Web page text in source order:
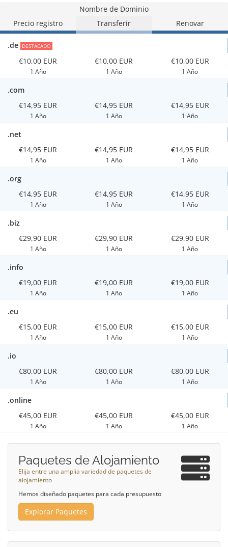
Nombre de Dominio
Precio registro
Transferir Renovar
.de DESTACADO
€10,00 EUR
1 Año
€10,00 EUR
1 Año
€10,00 EUR
1 Año
.com
€14,95 EUR
1 Año
€14,95 EUR
1 Año
€14,95 EUR
1 Año
.net
€14,95 EUR
1 Año
€14,95 EUR
1 Año
€14,95 EUR
1 Año
.org
€14,95 EUR
1 Año
€14,95 EUR
1 Año
€14,95 EUR
1 Año
.biz
€29,90 EUR
1 Año
€29,90 EUR
1 Año
€29,90 EUR
1 Año
.info
€19,00 EUR
1 Año
€19,00 EUR
1 Año
€19,00 EUR
1 Año
.eu
€15,00 EUR
1 Año
€15,00 EUR
1 Año
€15,00 EUR
1 Año
.io
€80,00 EUR
1 Año
€80,00 EUR
1 Año
€80,00 EUR
1 Año
.online
€45,00 EUR
1 Año
€45,00 EUR
1 Año
€45,00 EUR
1 Año
Paquetes de Alojamiento
Elija entre una amplia variedad de paquetes de
alojamiento
Hemos diseñado paquetes para cada presupuesto
Explorar Paquetes